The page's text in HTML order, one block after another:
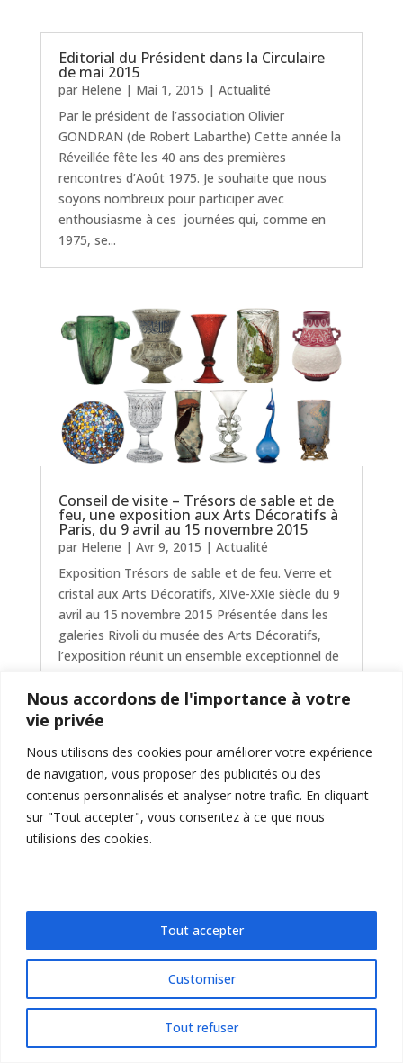
Nous accordons de l'importance à votre
vie privée
Nous utilisons des cookies pour améliorer votre expérience
de navigation, vous proposer des publicités ou des
contenus personnalisés et analyser notre trafic. En cliquant
sur "Tout accepter", vous consentez à ce que nous
utilisions des cookies.
Customiser
Tout refuser
Tout accepter
Editorial du Président dans la Circulaire
de mai 2015
par Helene | Mai 1, 2015 | Actualité
Par le président de l’association Olivier
GONDRAN (de Robert Labarthe) Cette année la
Réveillée fête les 40 ans des premières
rencontres d’Août 1975. Je souhaite que nous
soyons nombreux pour participer avec
enthousiasme à ces journées qui, comme en
1975, se...
Conseil de visite – Trésors de sable et de
feu, une exposition aux Arts Décoratifs à
Paris, du 9 avril au 15 novembre 2015
par Helene | Avr 9, 2015 | Actualité
Exposition Trésors de sable et de feu. Verre et
cristal aux Arts Décoratifs, XIVe-XXIe siècle du 9
avril au 15 novembre 2015 Présentée dans les
galeries Rivoli du musée des Arts Décoratifs,
l’exposition réunit un ensemble exceptionnel de
Avis de parution de la Circulaire de
décembre 2014
par Helene|Déc 15, 2014|Actualité
La circulaire n°114 de La Réveillée, datée de
décembre 2014, a été adressée aux membres
du présent site internet)
Avis de parution de la Circulaire de
décembre 2013 – Appel à cotisation pour
parHelene|Déc 1, 2014|Actualité